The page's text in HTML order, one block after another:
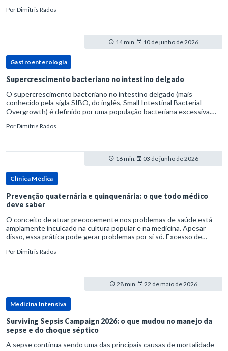
PorDimitris Rados
14 min. 10 de junho de 2026
Gastroenterologia
Supercrescimento bacteriano no intestino delgado
O supercrescimento bacteriano no intestino delgado (mais
conhecido pela sigla SIBO, do inglês, Small Intestinal Bacterial
Overgrowth) é definido por uma população bacteriana excessiva.
PorDimitris Rados
16 min. 03 de junho de 2026
Clínica Médica
Prevenção quaternária e quinquenária: o que todo médico
deve saber
O conceito de atuar precocemente nos problemas de saúde está
amplamente inculcado na cultura popular e na medicina. Apesar
disso, essa prática pode gerar problemas por si só. Excesso de
PorDimitris Rados
28 min. 22 de maio de 2026
Medicina Intensiva
Surviving Sepsis Campaign 2026: o que mudou no manejo da
sepse e do choque séptico
A sepse continua sendo uma das principais causas de mortalidade